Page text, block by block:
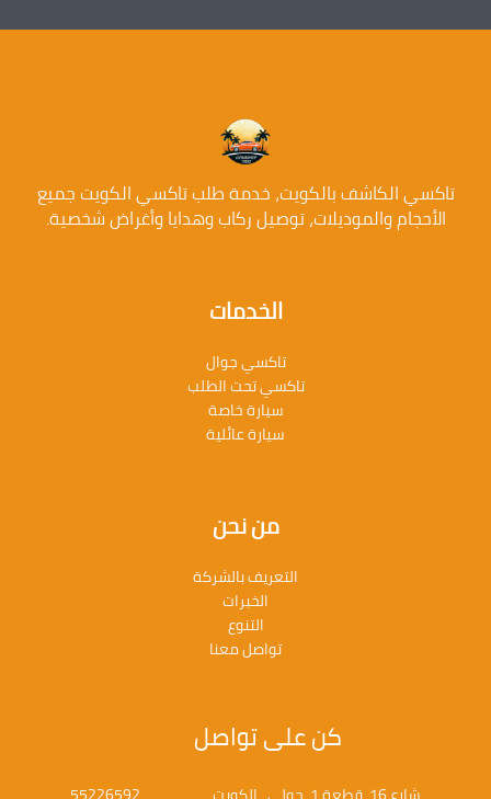
تاكسي الكاشف بالكويت، خدمة طلب تاكسي الكويت جميع
الأحجام والموديلات، توصيل ركاب وهدايا وأغراض شخصية.
الخدمات
تاكسي جوال
تاكسي تحت الطلب
سيارة خاصة
سيارة عائلية
من نحن
التعريف بالشركة
الخبرات
التنوع
تواصل معنا
كن على تواصل